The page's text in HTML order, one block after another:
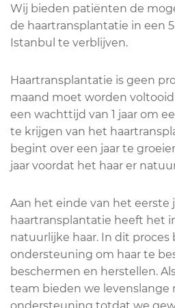
Wij bieden patiënten de
de haartransplantatie in een
Istanbul te verblijven.
Haartransplantatie is geen
maand moet worden
een wachttijd van 1 jaar om
te krijgen van het
begint over een jaar te
jaar voordat het haar er
Aan het einde van het eerste
haartransplantatie heeft het
natuurlijke haar. In dit
ondersteuning om haar te
beschermen en herstellen.
team bieden we levenslange